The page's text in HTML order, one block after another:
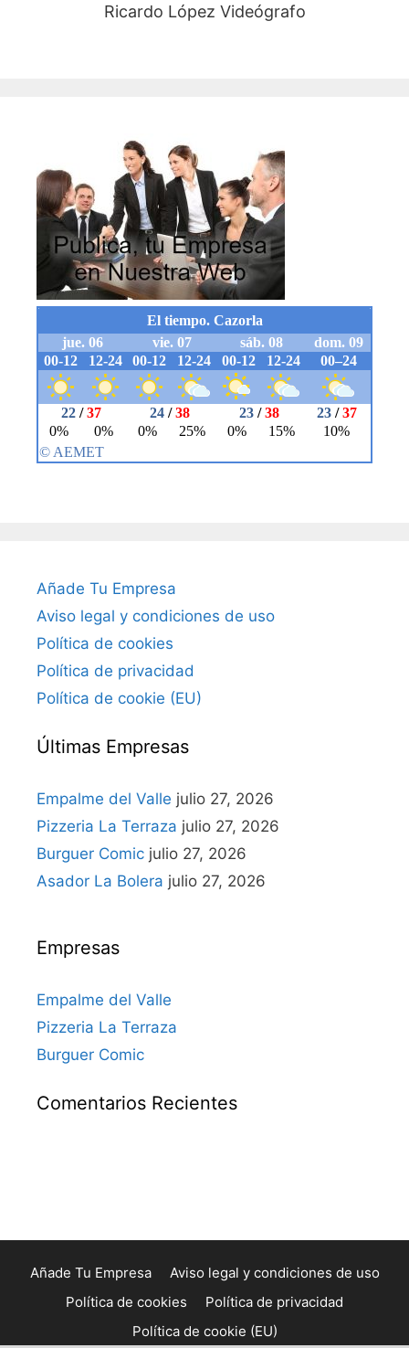
Ricardo López Videógrafo
Añade Tu Empresa
Aviso legal y condiciones de uso
Política de cookies
Política de privacidad
Política de cookie (EU)
Últimas Empresas
Empalme del Valle julio 27, 2026
Pizzeria La Terraza julio 27, 2026
Burguer Comic julio 27, 2026
Asador La Bolera julio 27, 2026
Empresas
Empalme del Valle
Pizzeria La Terraza
Burguer Comic
Comentarios Recientes
Añade Tu Empresa
Aviso legal y condiciones de uso
Política de cookies
Política de privacidad
Política de cookie (EU)